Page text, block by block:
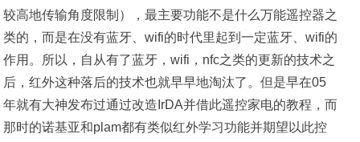
较高地传输角度限制），最主要功能不是什么万能遥控器之
类的，而是在没有蓝牙、wifi的时代里起到一定蓝牙、wifi的
作用。所以，自从有了蓝牙，wifi，nfc之类的更新的技术之
后，红外这种落后的技术也就早早地淘汰了。但是早在05
年就有大神发布过通过改造IrDA并借此遥控家电的教程，而
那时的诺基亚和plam都有类似红外学习功能并期望以此控